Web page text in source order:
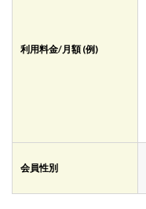
利用料金/月額 (例)
会員性別